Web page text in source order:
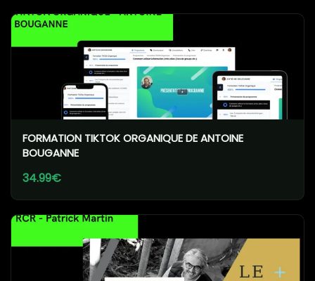
FORMATION TIKTOK ORGANIQUE DE ANTOINE
BOUGANNE
34.99€